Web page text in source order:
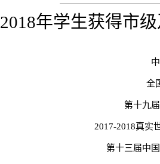
2018年学生获得市
全
第十九
2017-2018真实
第十三届中